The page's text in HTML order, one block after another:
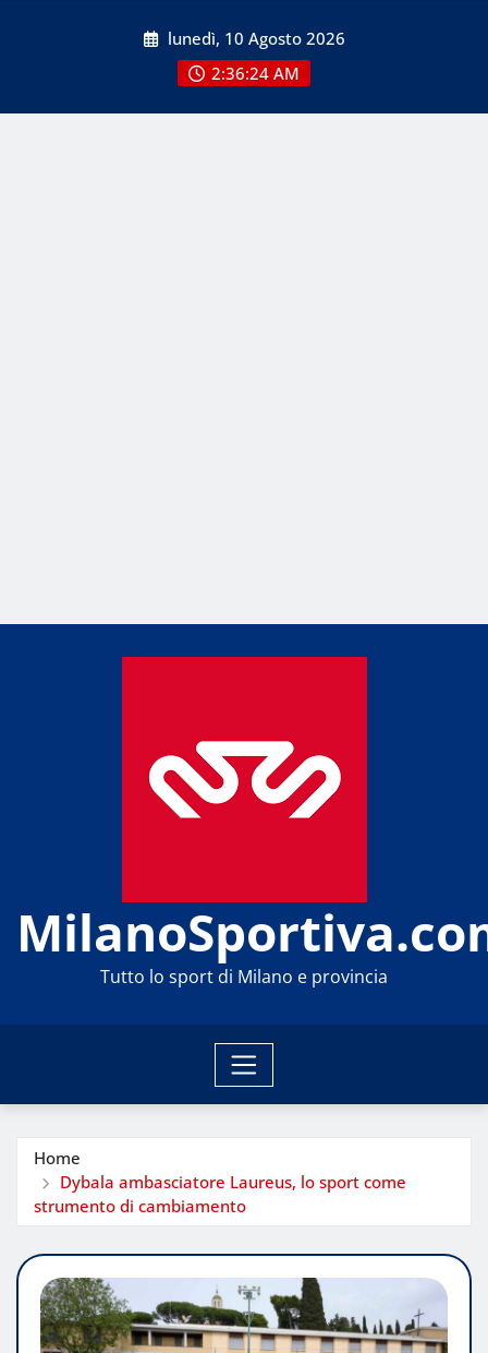
lunedì, 10 Agosto 2026
2:36:25 AM
Tutto lo sport di Milano e provincia
Home
Dybala ambasciatore Laureus, lo sport come
strumento di cambiamento